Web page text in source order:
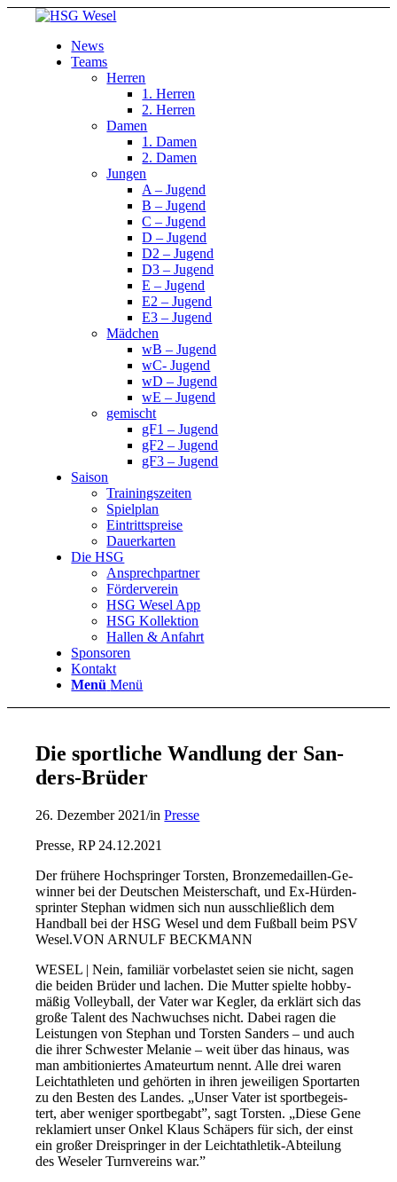
News
Teams
Herren
1. Herren
2. Herren
Damen
1. Damen
2. Damen
Jungen
A – Jugend
B – Jugend
C – Jugend
D – Jugend
D2 – Jugend
D3 – Jugend
E – Jugend
E2 – Jugend
E3 – Jugend
Mädchen
wB – Jugend
wC- Jugend
wD – Jugend
wE – Jugend
gemischt
gF1 – Jugend
gF2 – Jugend
gF3 – Jugend
Saison
Trainingszeiten
Spielplan
Eintrittspreise
Dauerkarten
Die HSG
Ansprechpartner
Förderverein
HSG Wesel App
HSG Kollektion
Hallen & Anfahrt
Sponsoren
Kontakt
Menü Menü
Die sport­li­che Wand­lung der San­
ders-Brü­der
26. Dezember 2021/inPresse
Presse, RP 24.12.2021
Der frü­he­re Hoch­sprin­ger Tors­ten, Bron­ze­me­dail­len-Ge­
win­ner bei der Deut­schen Meis­ter­schaft, und Ex-Hür­den­
sprin­ter Ste­phan wid­men sich nun aus­schlie­ß­lich dem
Hand­ball bei der HSG We­sel und dem Fuß­ball beim PSV
We­sel.VON AR­NULF BECK­MANN
WE­SEL | Nein, fa­mi­li­är vor­be­las­tet sei­en sie nicht, sa­gen
die bei­den Brü­der und la­chen. Die Mut­ter spiel­te hob­by­
mä­ßig Vol­ley­ball, der Va­ter war Keg­ler, da er­klärt sich das
gro­ße Ta­lent des Nach­wuch­ses nicht. Da­bei ra­gen die
Leis­tun­gen von Ste­phan und Tors­ten San­ders – und auch
die ih­rer Schwes­ter Me­la­nie – weit über das hin­aus, was
man am­bi­tio­nier­tes Ama­teur­tum nennt. Al­le drei wa­ren
Leicht­ath­le­ten und ge­hör­ten in ih­ren je­wei­li­gen Sport­ar­ten
zu den Bes­ten des Lan­des. „Un­ser Va­ter ist sport­be­geis­
tert, aber we­ni­ger sport­be­gabt”, sagt Tors­ten. „Die­se Ge­ne
re­kla­miert un­ser On­kel Klaus Schä­pers für sich, der einst
ein gro­ßer Drei­sprin­ger in der Leicht­ath­le­tik-Ab­tei­lung
des We­seler Turn­ver­eins war.”